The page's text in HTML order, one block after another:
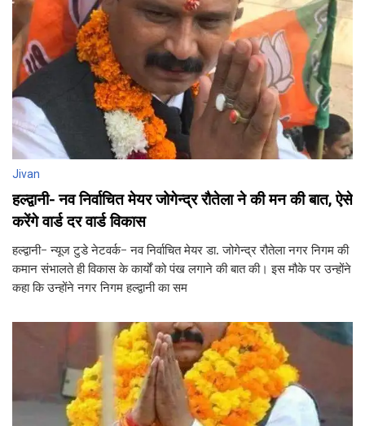
Jivan
हल्द्वानी- नव निर्वाचित मेयर जोगेन्द्र रौतेला ने की मन की बात, ऐसे
करेंगे वार्ड दर वार्ड विकास
हल्द्वानी- न्यूज टुडे नेटवर्क- नव निर्वाचित मेयर डा. जोगेन्द्र रौतेला नगर निगम की
कमान संभालते ही विकास के कार्यों को पंख लगाने की बात की। इस मौके पर उन्होंने
कहा कि उन्होंने नगर निगम हल्द्वानी का सम